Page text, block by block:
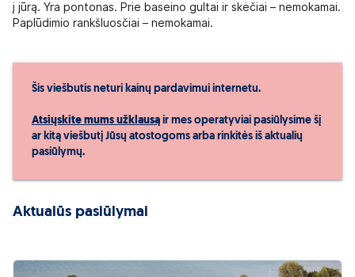
į jūrą. Yra pontonas. Prie baseino gultai ir skėčiai – nemokamai.
Paplūdimio rankšluosčiai – nemokamai.
Šis viešbutis neturi kainų pardavimui internetu.
Atsiųskite mums užklausą ir mes operatyviai pasiūlysime šį
ar kitą viešbutį Jūsų atostogoms arba rinkitės iš aktualių
pasiūlymų.
Aktualūs pasiūlymai